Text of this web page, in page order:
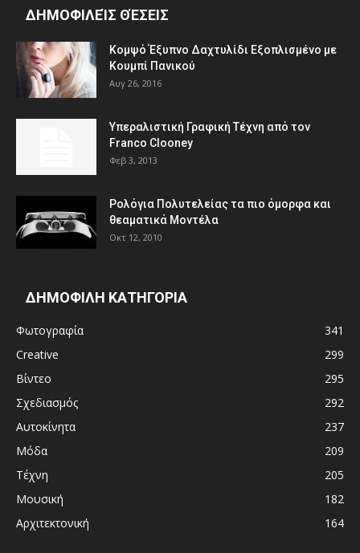
ΔΗΜΟΦΙΛΕΊΣ ΘΈΣΕΙΣ
Κομψό Έξυπνο Δαχτυλίδι Εξοπλισμένο με
Κουμπί Πανικού
Αυγ 26, 2016
Υπεραλιστική Γραφική Τέχνη από τον
Franco Clooney
Φεβ 3, 2013
Ρολόγια Πολυτελείας τα πιο όμορφα και
θεαματικά Μοντέλα
Οκτ 12, 2010
ΔΗΜΟΦΙΛΗ ΚΑΤΗΓΟΡΙΑ
Φωτογραφία
341
Creative
299
Βίντεο
295
Σχεδιασμός
292
Αυτοκίνητα
237
Μόδα
209
Τέχνη
205
Μουσική
182
Αρχιτεκτονική
164